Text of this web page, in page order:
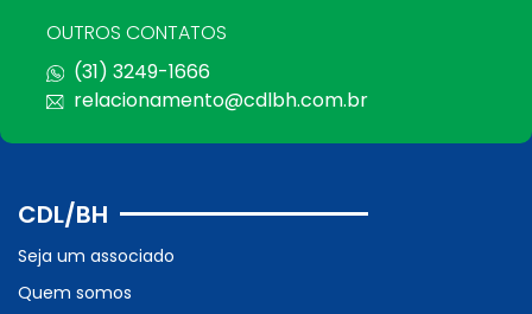
OUTROS CONTATOS
(31) 3249-1666
relacionamento@cdlbh.com.br
CDL/BH
Seja um associado
Quem somos